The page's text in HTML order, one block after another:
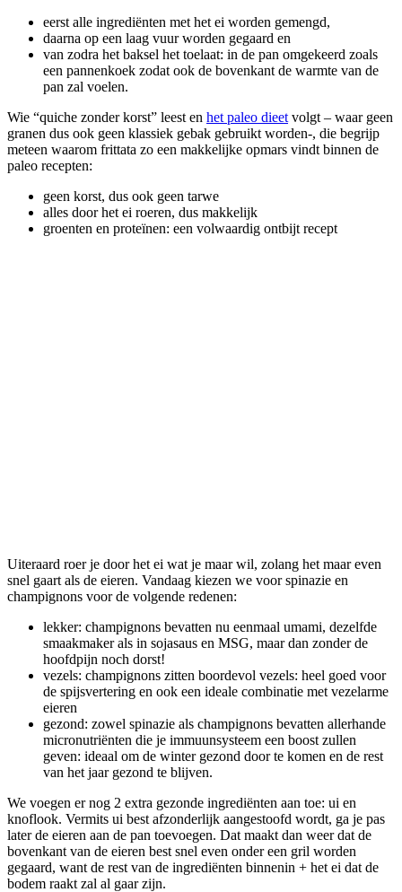
eerst alle ingrediënten met het ei worden gemengd,
daarna op een laag vuur worden gegaard en
van zodra het baksel het toelaat: in de pan omgekeerd zoals
een pannenkoek zodat ook de bovenkant de warmte van de
pan zal voelen.
Wie “quiche zonder korst” leest en het paleo dieet volgt – waar geen
granen dus ook geen klassiek gebak gebruikt worden-, die begrijp
meteen waarom frittata zo een makkelijke opmars vindt binnen de
paleo recepten:
geen korst, dus ook geen tarwe
alles door het ei roeren, dus makkelijk
groenten en proteïnen: een volwaardig ontbijt recept
Uiteraard roer je door het ei wat je maar wil, zolang het maar even
snel gaart als de eieren. Vandaag kiezen we voor spinazie en
champignons voor de volgende redenen:
lekker: champignons bevatten nu eenmaal umami, dezelfde
smaakmaker als in sojasaus en MSG, maar dan zonder de
hoofdpijn noch dorst!
vezels: champignons zitten boordevol vezels: heel goed voor
de spijsvertering en ook een ideale combinatie met vezelarme
eieren
gezond: zowel spinazie als champignons bevatten allerhande
micronutriënten die je immuunsysteem een boost zullen
geven: ideaal om de winter gezond door te komen en de rest
van het jaar gezond te blijven.
We voegen er nog 2 extra gezonde ingrediënten aan toe: ui en
knoflook. Vermits ui best afzonderlijk aangestoofd wordt, ga je pas
later de eieren aan de pan toevoegen. Dat maakt dan weer dat de
bovenkant van de eieren best snel even onder een gril worden
gegaard, want de rest van de ingrediënten binnenin + het ei dat de
bodem raakt zal al gaar zijn.